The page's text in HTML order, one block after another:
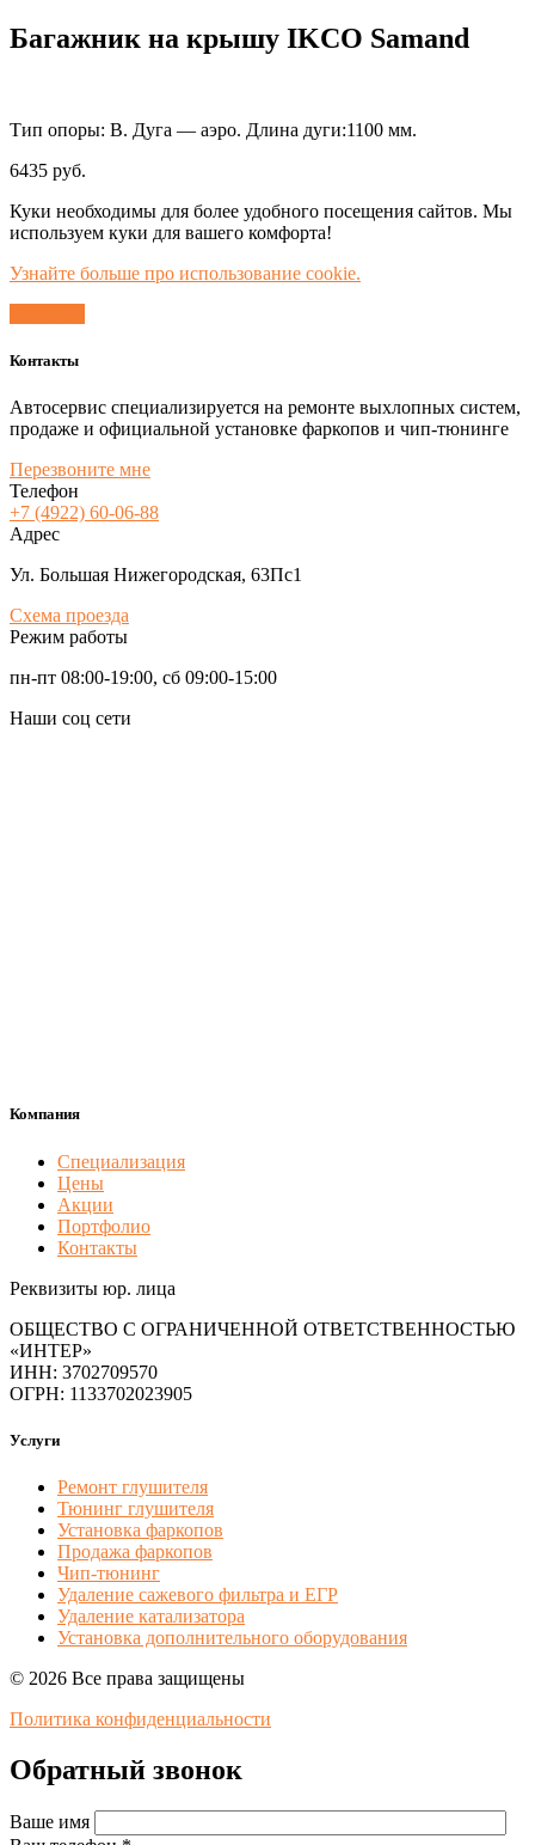
Багажник на крышу IKCO Samand
Тип опоры: В. Дуга — аэро. Длина дуги:1100 мм.
6435 руб.
Куки необходимы для более удобного посещения сайтов. Мы
используем куки для вашего комфорта!
Узнайте больше про использование cookie.
Контакты
Автосервис специализируется на ремонте выхлопных систем,
продаже и официальной установке фаркопов и чип-тюнинге
Перезвоните мне
Телефон
+7 (4922) 60-06-88
Адрес
Ул. Большая Нижегородская, 63Пс1
Схема проезда
Режим работы
пн-пт 08:00-19:00, сб 09:00-15:00
Наши соц сети
Компания
Специализация
Цены
Акции
Портфолио
Контакты
Реквизиты юр. лица
ОБЩЕСТВО С ОГРАНИЧЕННОЙ ОТВЕТСТВЕННОСТЬЮ
«ИНТЕР»
ИНН: 3702709570
ОГРН: 1133702023905
Услуги
Ремонт глушителя
Тюнинг глушителя
Установка фаркопов
Продажа фаркопов
Чип-тюнинг
Удаление сажевого фильтра и ЕГР
Удаление катализатора
Установка дополнительного оборудования
© 2026 Все права защищены
Политика конфиденциальности
Обратный звонок
Ваше имя